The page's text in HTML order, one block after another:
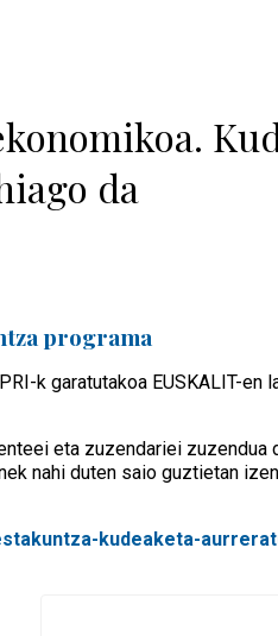
da
programa
k garatutakoa EUSKALIT-en
eta zuzendariei zuzendua
nahi duten saio guztietan
kudeaketa-